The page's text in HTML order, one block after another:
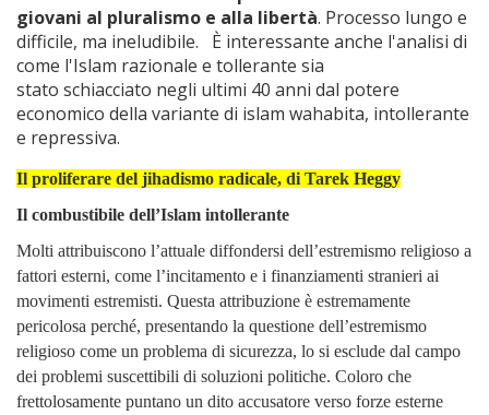
giovani al pluralismo e alla libertà. Processo lungo e
difficile, ma ineludibile. È interessante anche l'analisi di
come l'Islam razionale e tollerante sia
stato schiacciato negli ultimi 40 anni dal potere
economico della variante di islam wahabita, intollerante
e repressiva.
Il proliferare del jihadismo radicale, di Tarek Heggy
Il combustibile dell’Islam intollerante
Molti attribuiscono l’attuale diffondersi dell’estremismo religioso a
fattori esterni, come l’incitamento e i finanziamenti stranieri ai
movimenti estremisti. Questa attribuzione è estremamente
pericolosa perché, presentando la questione dell’estremismo
religioso come un problema di sicurezza, lo si esclude dal campo
dei problemi suscettibili di soluzioni politiche. Coloro che
frettolosamente puntano un dito accusatore verso forze esterne